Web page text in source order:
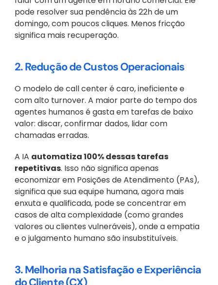
pode resolver sua pendência às 22h de um
domingo, com poucos cliques. Menos fricção
significa mais recuperação.
2. Redução de Custos Operacionais
O modelo de call center é caro, ineficiente e
com alto turnover. A maior parte do tempo dos
agentes humanos é gasta em tarefas de baixo
valor: discar, confirmar dados, lidar com
chamadas erradas.
A IA automatiza 100% dessas tarefas
repetitivas. Isso não significa apenas
economizar em Posições de Atendimento (PAs),
significa que sua equipe humana, agora mais
enxuta e qualificada, pode se concentrar em
casos de alta complexidade (como grandes
valores ou clientes vulneráveis), onde a empatia
e o julgamento humano são insubstituíveis.
3. Melhoria na Satisfação e Experiência